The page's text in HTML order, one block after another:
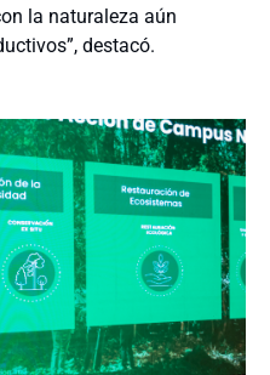
la naturaleza aún
destacó.